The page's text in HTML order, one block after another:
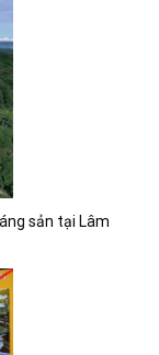
sản tại Lâm